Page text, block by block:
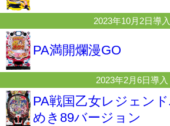
2023年10月2日導入
PA満開爛漫GO
2023年2月6日導入
PA戦国乙女レジェン
めき89バージョン